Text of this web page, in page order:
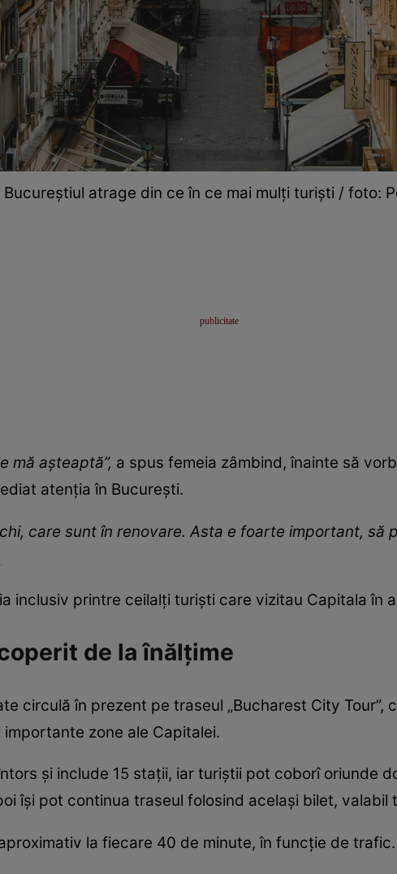
Bucureștiul atrage din ce în ce mai mulți turiști / foto:
mă așteaptă”, a spus femeia zâmbind, înainte să
atenția în București.
care sunt în renovare. Asta e foarte important, să
inclusiv printre ceilalți turiști care vizitau Capitala în
de la înălțime
circulă în prezent pe traseul „Bucharest City Tour”,
zone ale Capitalei.
și include 15 stații, iar turiștii pot coborî oriunde
își pot continua traseul folosind același bilet, valabil
la fiecare 40 de minute, în funcție de trafic.